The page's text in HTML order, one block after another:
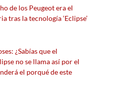
de los Peugeot era el
tras la tecnología ‘Eclipse’
¿Sabías que el
no se llama así por el
el porqué de este